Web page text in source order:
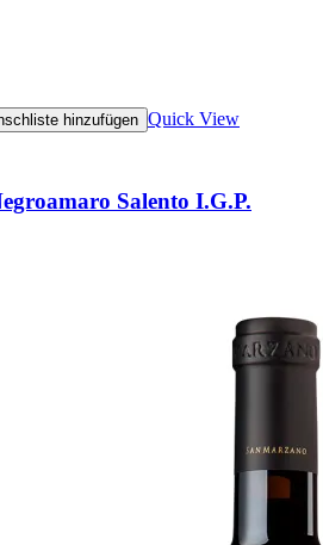
hinzufügen Quick View
Salento I.G.P.